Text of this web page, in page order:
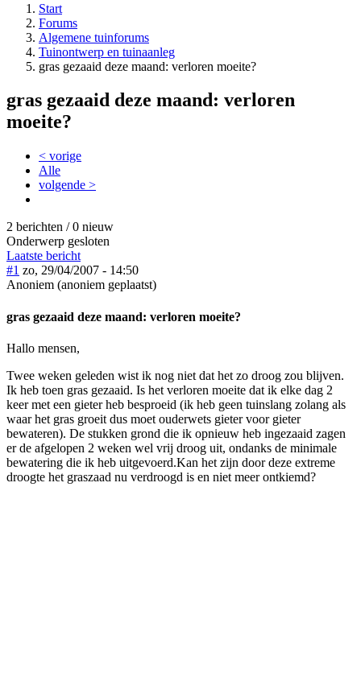
Start
Forums
Algemene tuinforums
Tuinontwerp en tuinaanleg
gras gezaaid deze maand: verloren moeite?
gras gezaaid deze maand: verloren
moeite?
< vorige
Alle
volgende >
2 berichten / 0 nieuw
Onderwerp gesloten
Laatste bericht
#1 zo, 29/04/2007 - 14:50
Anoniem (anoniem geplaatst)
gras gezaaid deze maand: verloren moeite?
Hallo mensen,
Twee weken geleden wist ik nog niet dat het zo droog zou blijven.
Ik heb toen gras gezaaid. Is het verloren moeite dat ik elke dag 2
keer met een gieter heb besproeid (ik heb geen tuinslang zolang als
waar het gras groeit dus moet ouderwets gieter voor gieter
bewateren). De stukken grond die ik opnieuw heb ingezaaid zagen
er de afgelopen 2 weken wel vrij droog uit, ondanks de minimale
bewatering die ik heb uitgevoerd.Kan het zijn door deze extreme
droogte het graszaad nu verdroogd is en niet meer ontkiemd?